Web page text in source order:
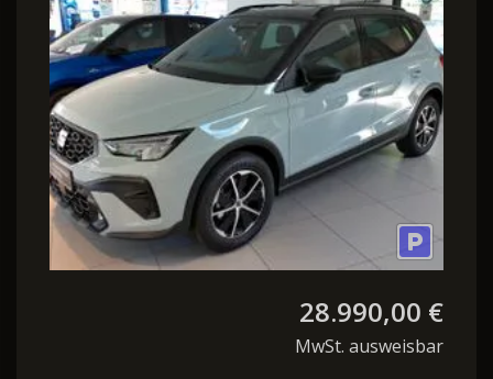
J.Gara
28.990,00 €
MwSt. ausweisbar